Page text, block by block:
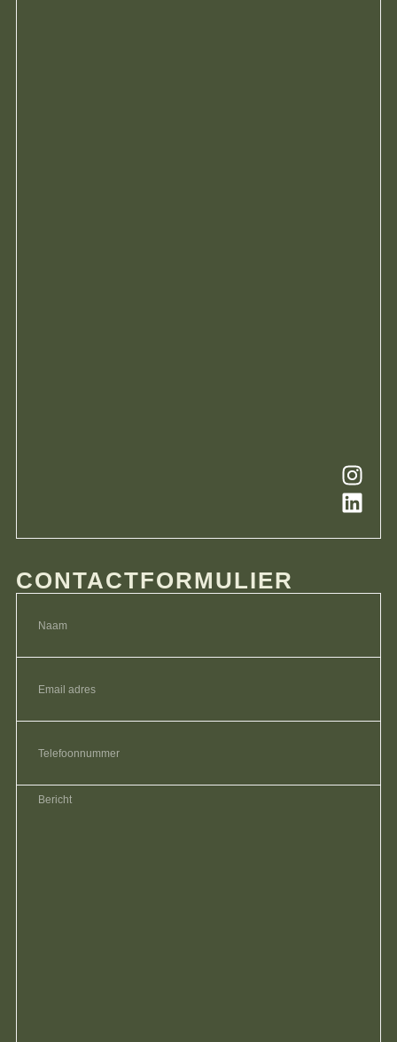
CONTACTFORMULIER